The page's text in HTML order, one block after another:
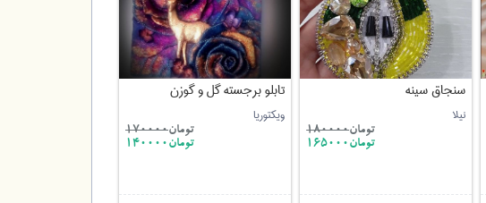
سنجاق سینه
نیلا
تومان180000
تومان165000
تابلو برجسته گل و گوزن
ویکتوریا
تومان170000
تومان140000